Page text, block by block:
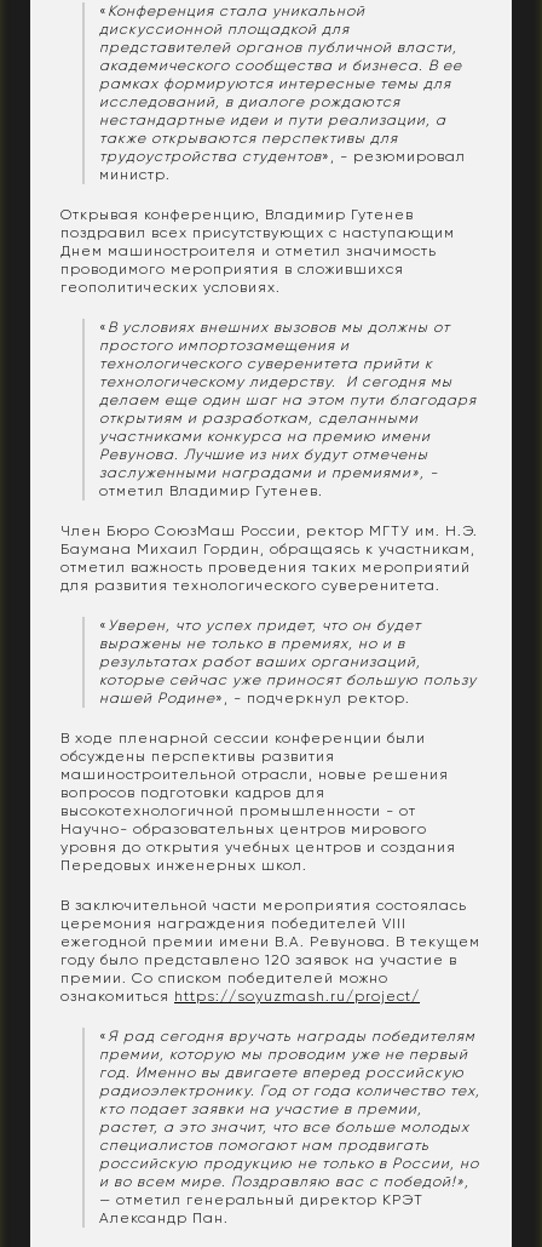
« Конференция стала уникальной
дискуссионной площадкой для
представителей органов публичной власти,
академического сообщества и бизнеса. В ее
рамках формируются интересные темы для
исследований, в диалоге рождаются
нестандартные идеи и пути реализации, а
также открываются перспективы для
трудоустройства студентов», - резюмировал
министр.
Открывая конференцию, Владимир Гутенев
поздравил всех присутствующих с наступающим
Днем машиностроителя и отметил значимость
проводимого мероприятия в сложившихся
геополитических условиях.
« В условиях внешних вызовов мы должны от
простого импортозамещения и
технологического суверенитета прийти к
технологическому лидерству. И сегодня мы
делаем еще один шаг на этом пути благодаря
открытиям и разработкам, сделанными
участниками конкурса на премию имени
Ревунова. Лучшие из них будут отмечены
заслуженными наградами и премиями», -
отметил Владимир Гутенев
Член Бюро СоюзМаш России, ректор МГТУ им. Н.Э.
Баумана Михаил Гордин, обращаясь к участникам,
отметил важность проведения таких мероприятий
для развития технологического суверенитета.
« Уверен, что успех придет, что он будет
выражены не только в премиях, но и в
результатах работ ваших организаций,
которые сейчас уже приносят большую пользу
нашей Родине», - подчеркнул ректор.
В ходе пленарной сессии конференции были
обсуждены перспективы развития
машиностроительной отрасли, новые решения
вопросов подготовки кадров для
высокотехнологичной промышленности - от
Научно- образовательных центров мирового
уровня до открытия учебных центров и создания
Передовых инженерных школ.
В заключительной части мероприятия состоялась
церемония награждения победителей VIII
ежегодной премии имени В.А. Ревунова. В текущем
году было представлено 120 заявок на участие в
премии. Со списком победителей можно
ознакомиться https://soyuzmash.ru/project/
« Я рад сегодня вручать награды победителям
премии, которую мы проводим уже не первый
год. Именно вы двигаете вперед российскую
радиоэлектронику. Год от года количество тех,
кто подает заявки на участие в премии,
растет, а это значит, что все больше молодых
специалистов помогают нам продвигать
российскую продукцию не только в России, но
и во всем мире. Поздравляю вас с победой!»,
— отметил генеральный директор КРЭТ
Александр Пан.